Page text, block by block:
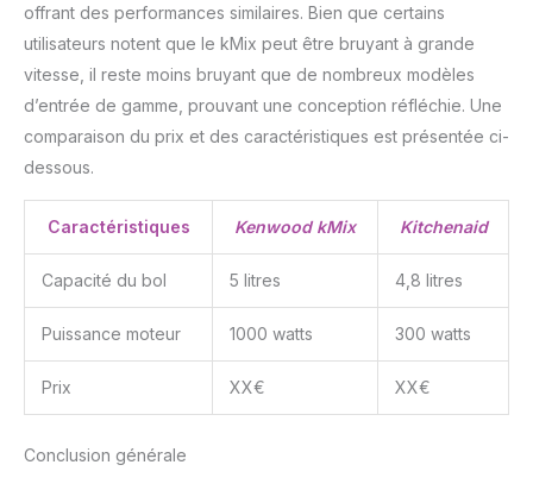
offrant des performances similaires. Bien que certains
utilisateurs notent que le kMix peut être bruyant à grande
vitesse, il reste moins bruyant que de nombreux modèles
d’entrée de gamme, prouvant une conception réfléchie. Une
comparaison du prix et des caractéristiques est présentée ci-
dessous.
Caractéristiques Kenwood kMix Kitchenaid
Capacité du bol 5 litres 4,8 litres
Puissance moteur 1000 watts 300 watts
Prix XX€ XX€
Conclusion générale